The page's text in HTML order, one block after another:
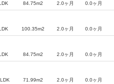
84.75m2 2.0ヶ月 0.0ヶ月
100.35m2 2.0ヶ月 0.0ヶ月
84.75m2 2.0ヶ月 0.0ヶ月
71.99m2 2.0ヶ月 0.0ヶ月